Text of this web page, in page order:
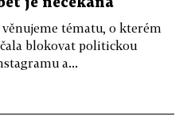
tématu, o kterém
blokovat politickou
a...